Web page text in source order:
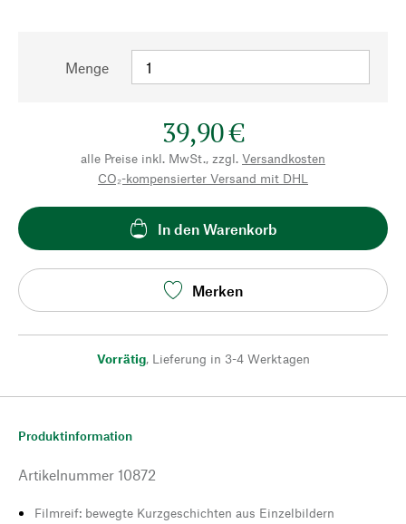
Menge
39,90 €
alle Preise inkl. MwSt., zzgl. Versandkosten
CO₂-kompensierter Versand mit DHL
In den Warenkorb
Merken
Vorrätig, Lieferung in 3-4 Werktagen
Produktinformation
Artikelnummer 10872
Filmreif: bewegte Kurzgeschichten aus Einzelbildern